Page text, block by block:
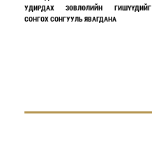
УДИРДАХ ЗӨВЛӨЛИЙН ГИШҮҮДИЙГ
СОНГОХ СОНГУУЛЬ ЯВАГДАНА